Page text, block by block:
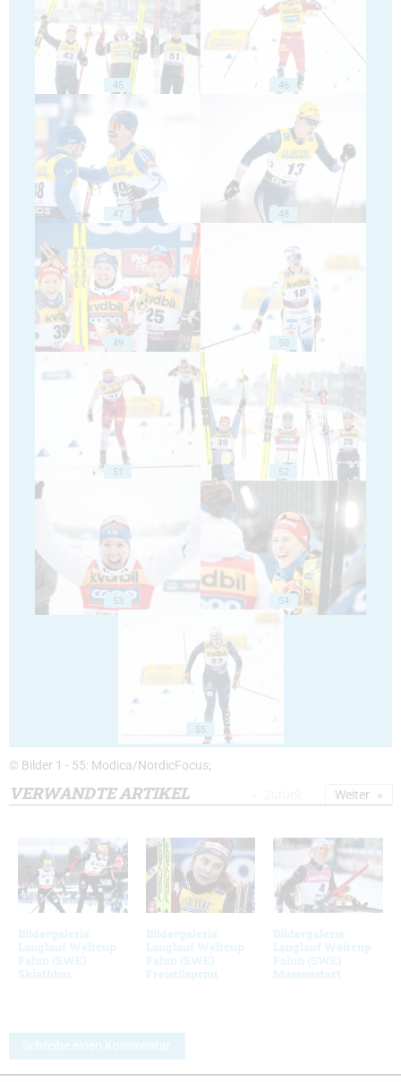
45 46
47 48
49 50
51 52
53 54
55
© Bilder 1 - 55: Modica/NordicFocus;
VERWANDTE ARTIKEL
Bildergalerie
Langlauf Weltcup
Falun (SWE)
Skiathlon
Bildergalerie
Langlauf Weltcup
Falun (SWE)
Freistilsprint
Bildergalerie
Langlauf Weltcup
Falun (SWE)
Massenstart
Weiter
Schreibe einen Kommentar